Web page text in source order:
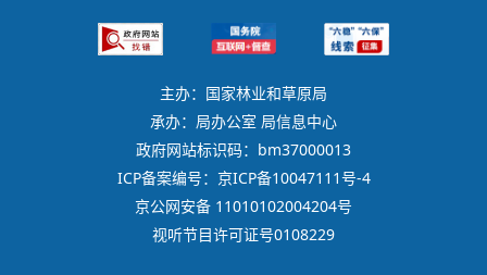
主办：国家林业和草原局
承办：局办公室 局信息中心
政府网站标识码：bm37000013
ICP备案编号：京ICP备10047111号-4
京公网安备 11010102004204号
视听节目许可证号0108229